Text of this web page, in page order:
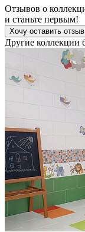
Отзывов о
и станьте первым!
Хочу оставить
Другие коллекции